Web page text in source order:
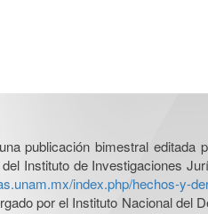
publicación bimestral
Instituto de Investigaciones
index.php/hechos-y-
por el Instituto Nacional del